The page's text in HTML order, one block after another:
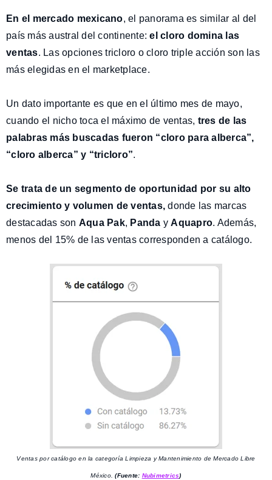
En el mercado mexicano, el panorama es similar al del
país más austral del continente: el cloro domina las
ventas. Las opciones tricloro o cloro triple acción son las
más elegidas en el marketplace.
Un dato importante es que en el último mes de mayo,
cuando el nicho toca el máximo de ventas, tres de las
palabras más buscadas fueron “cloro para alberca”,
“cloro alberca” y “tricloro”.
Se trata de un segmento de oportunidad por su alto
crecimiento y volumen de ventas, donde las marcas
destacadas son Aqua Pak, Panda yAquapro. Además,
menos del 15% de las ventas corresponden a catálogo.
Ventas por catálogo en la categoría Limpieza y Mantenimiento de Mercado Libre
México.(Fuente: Nubimetrics)